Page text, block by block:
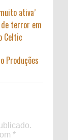
ativa’
de terror em
Celtic
Produções
*